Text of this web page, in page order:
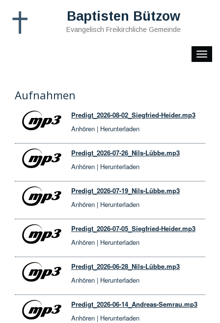
Baptisten Bützow
Evangelisch Freikirchliche Gemeinde
Toggle
Aufnahmen
Predigt_2026-08-02_Siegfried-Heider.mp3
Anhören | Herunterladen
Predigt_2026-07-26_Nils-Lübbe.mp3
Anhören | Herunterladen
Predigt_2026-07-19_Nils-Lübbe.mp3
Anhören | Herunterladen
Predigt_2026-07-05_Siegfried-Heider.mp3
Anhören | Herunterladen
Predigt_2026-06-28_Nils-Lübbe.mp3
Anhören | Herunterladen
Predigt_2026-06-14_Andreas-Semrau.mp3
Anhören | Herunterladen